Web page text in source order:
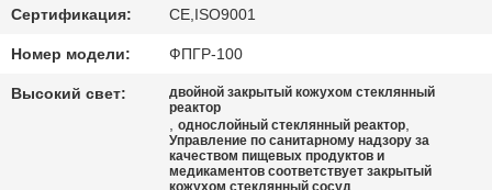
СПРОСИТЕ
ЦИТАТУ
Сертификация: CE,ISO9001
Номер модели: ФПГР-100
Высокий свет:
двойной закрытый кожухом стеклянный
реактор
,однослойный стеклянный реактор,
Управление по санитарному надзору за
качеством пищевых продуктов и
медикаментов соответствует закрытый